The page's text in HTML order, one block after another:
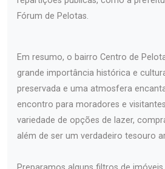
Fórum de Pelotas.
Em resumo, o bairro Centro de
grande importância histórica e
preservada e uma atmosfera
encontro para moradores e
variedade de opções de lazer,
além de ser um verdadeiro tesouro